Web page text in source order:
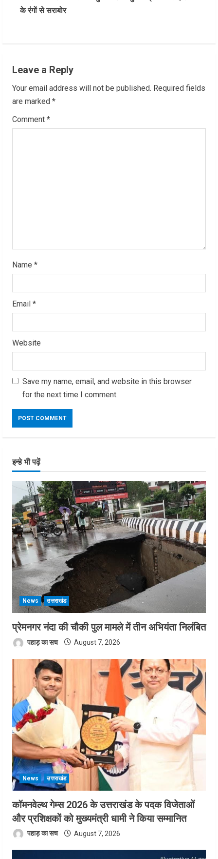
e
R
e
के रंगों से सराबोर
Leave a Reply
Your email address will not be published. Required fields
are marked *
Comment *
Name *
Email *
Website
Save my name, email, and website in this browser
for the next time I comment.
इन्हे भी पढ़ें
News उत्तराखंड
प्रेमनगर नंदा की चौकी पुल मामले में तीन अभियंता निलंबित
पहाड़ का सच August 7, 2026
News उत्तराखंड
कॉमनवेल्थ गेम्स 2026 के उत्तराखंड के पदक विजेताओं
और प्रशिक्षकों को मुख्यमंत्री धामी ने किया सम्मानित
पहाड़ का सच August 7, 2026